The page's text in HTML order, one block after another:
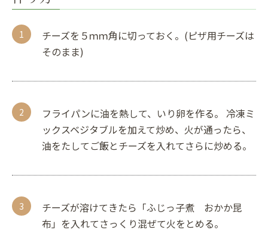
チーズを５ｍｍ角に切っておく。(ピザ用チーズは
そのまま)
フライパンに油を熱して、いり卵を作る。 冷凍ミ
ックスベジタブルを加えて炒め、火が通ったら、
油をたしてご飯とチーズを入れてさらに炒める。
チーズが溶けてきたら「ふじっ子煮 おかか昆
布」を入れてさっくり混ぜて火をとめる。